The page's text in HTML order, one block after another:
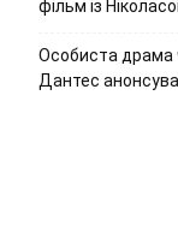
фільм із
Особиста драма
Дантес